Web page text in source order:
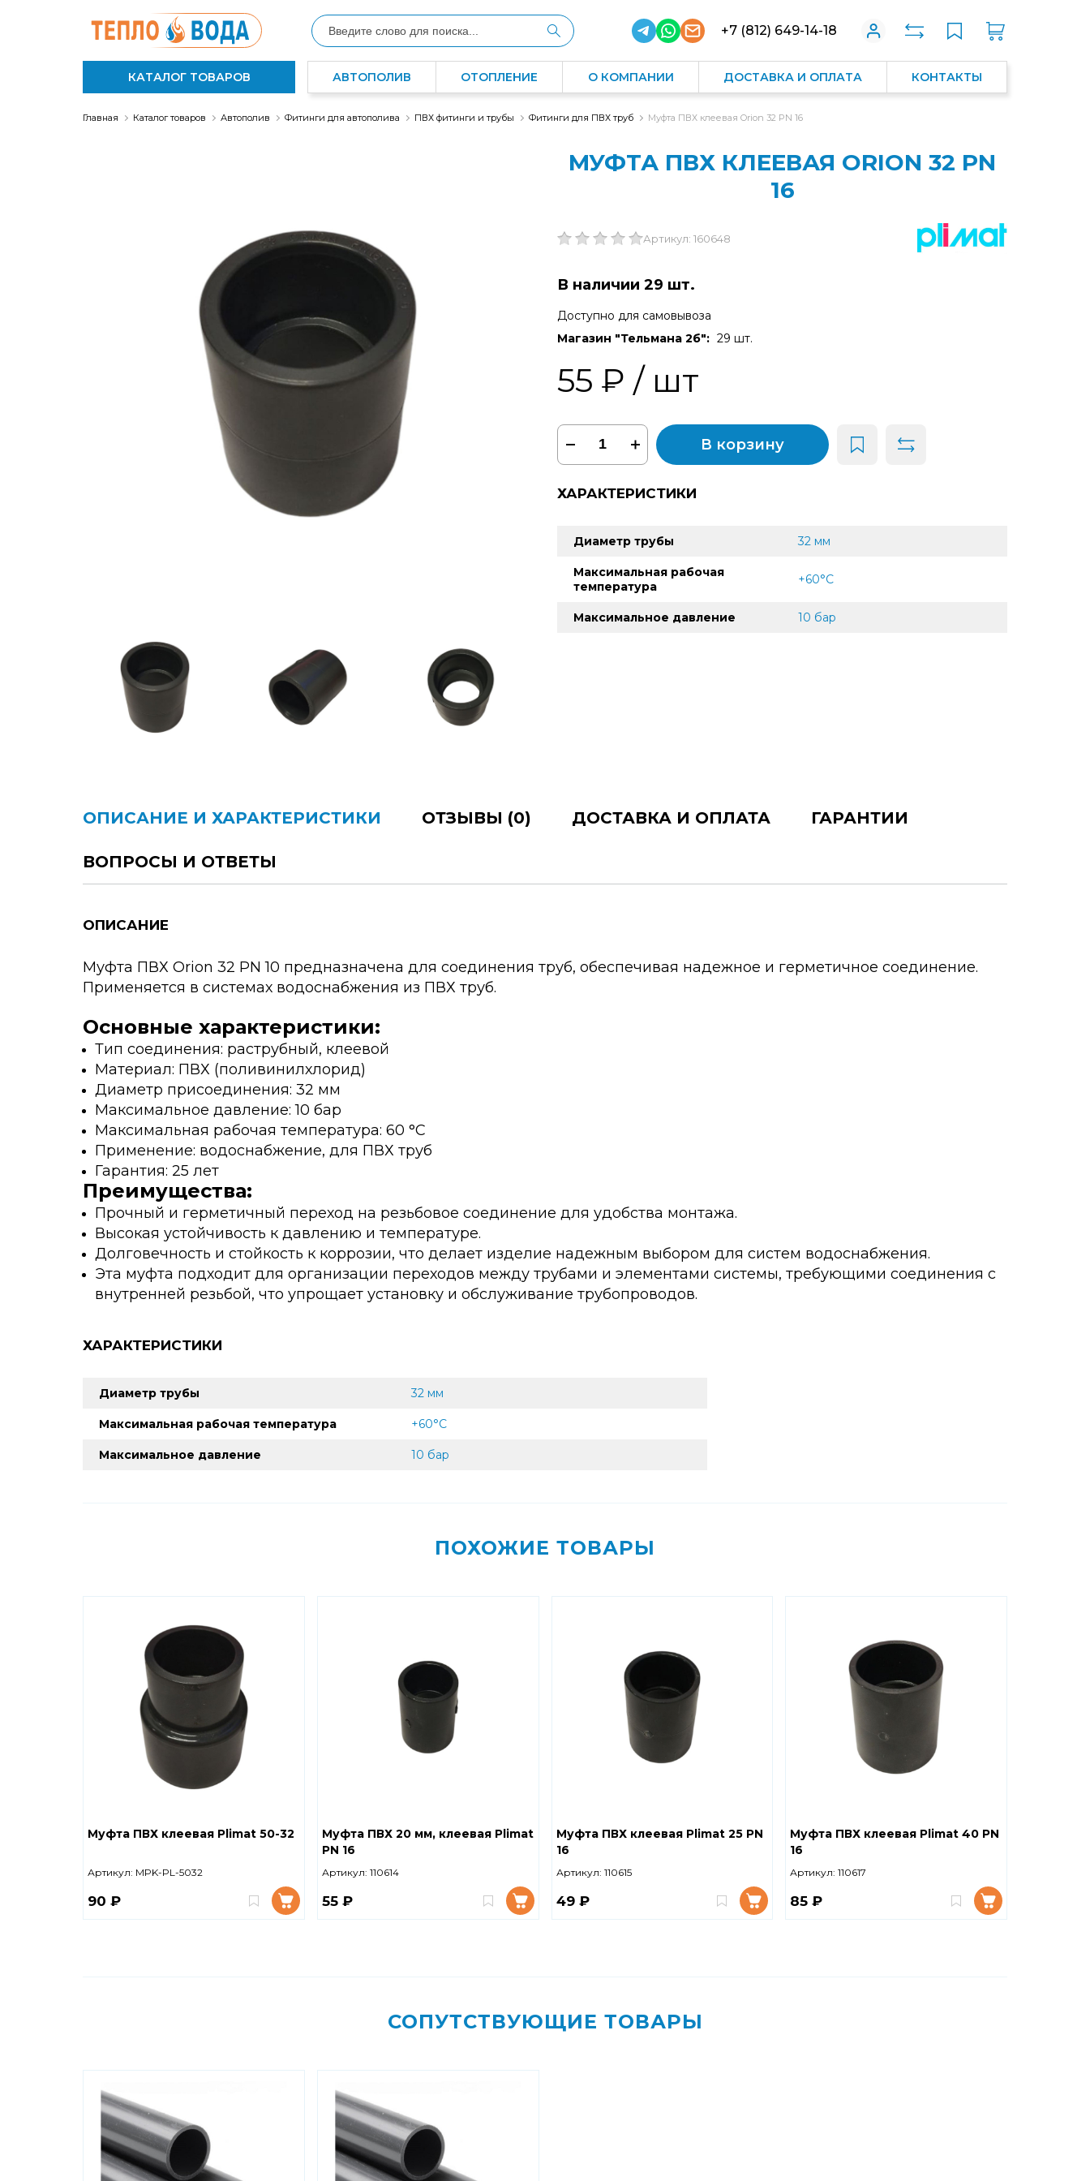
+7 (812) 649-14-18
КАТАЛОГ ТОВАРОВ АВТОПОЛИВ ОТОПЛЕНИЕ О КОМПАНИИ ДОСТАВКА И ОПЛАТА КОНТАКТЫ
Главная Каталог товаров Автополив Фитинги для автополива ПВХ фитинги и трубы Фитинги для ПВХ труб Муфта ПВХ клеевая Orion 32 PN 16
МУФТА ПВХ КЛЕЕВАЯ ORION 32 PN
16
Артикул: 160648
В наличии 29 шт.
Доступно для самовывоза
Магазин "Тельмана 2б": 29 шт.
55 ₽ / шт
В корзину
ХАРАКТЕРИСТИКИ
Диаметр трубы 32 мм
Максимальная рабочая
температура
+60°С
Максимальное давление 10 бар
ОПИСАНИЕ И ХАРАКТЕРИСТИКИ ОТЗЫВЫ (0) ДОСТАВКА И ОПЛАТА ГАРАНТИИ
ВОПРОСЫ И ОТВЕТЫ
ОПИСАНИЕ
Муфта ПВХ Orion 32 PN 10 предназначена для соединения труб, обеспечивая надежное и герметичное соединение.
Применяется в системах водоснабжения из ПВХ труб.
Основные характеристики:
Тип соединения: раструбный, клеевой
Материал: ПВХ (поливинилхлорид)
Диаметр присоединения: 32 мм
Максимальное давление: 10 бар
Максимальная рабочая температура: 60 °С
Применение: водоснабжение, для ПВХ труб
Гарантия: 25 лет
Преимущества:
Прочный и герметичный переход на резьбовое соединение для удобства монтажа.
Высокая устойчивость к давлению и температуре.
Долговечность и стойкость к коррозии, что делает изделие надежным выбором для систем водоснабжения.
Эта муфта подходит для организации переходов между трубами и элементами системы, требующими соединения с
внутренней резьбой, что упрощает установку и обслуживание трубопроводов.
ХАРАКТЕРИСТИКИ
Диаметр трубы 32 мм
Максимальная рабочая температура +60°С
Максимальное давление 10 бар
ПОХОЖИЕ ТОВАРЫ
Муфта ПВХ клеевая Plimat 50-32
Артикул: MPK-PL-5032
90 ₽
Муфта ПВХ 20 мм, клеевая Plimat
PN 16
Артикул: 110614
55 ₽
Муфта ПВХ клеевая Plimat 25 PN
16
Артикул: 110615
49 ₽
Муфта ПВХ клеевая Plimat 40 PN
16
Артикул: 110617
85 ₽
СОПУТСТВУЮЩИЕ ТОВАРЫ